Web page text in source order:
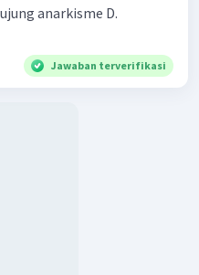
anarkisme D.
Jawaban terverifikasi